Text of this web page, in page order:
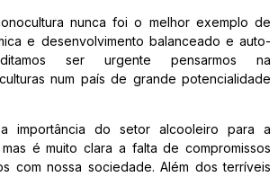
nunca foi o melhor exemplo de
e desenvolvimento balanceado e auto-
ser urgente pensarmos na
num país de grande potencialidade
importância do setor alcooleiro para a
é muito clara a falta de compromissos
com nossa sociedade. Além dos terríveis